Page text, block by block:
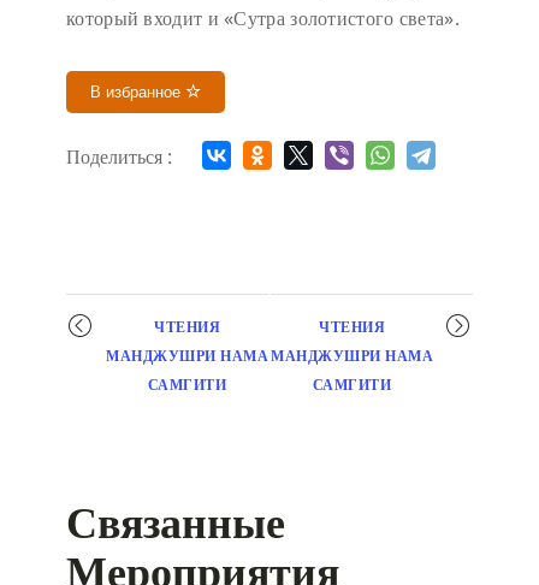
который входит и «Сутра золотистого света».
В избранное
Поделиться :
Мероприятие
навигация
ЧТЕНИЯ
МАНДЖУШРИ НАМА
САМГИТИ
ЧТЕНИЯ
МАНДЖУШРИ НАМА
САМГИТИ
Связанные
Мероприятия